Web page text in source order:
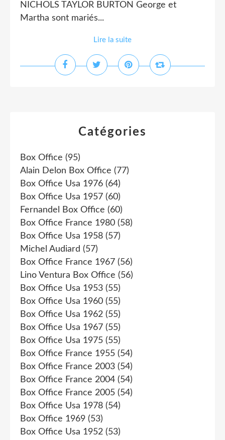
NICHOLS TAYLOR BURTON George et
Martha sont mariés...
Lire la suite
Catégories
Box Office (95)
Alain Delon Box Office (77)
Box Office Usa 1976 (64)
Box Office Usa 1957 (60)
Fernandel Box Office (60)
Box Office France 1980 (58)
Box Office Usa 1958 (57)
Michel Audiard (57)
Box Office France 1967 (56)
Lino Ventura Box Office (56)
Box Office Usa 1953 (55)
Box Office Usa 1960 (55)
Box Office Usa 1962 (55)
Box Office Usa 1967 (55)
Box Office Usa 1975 (55)
Box Office France 1955 (54)
Box Office France 2003 (54)
Box Office France 2004 (54)
Box Office France 2005 (54)
Box Office Usa 1978 (54)
Box Office 1969 (53)
Box Office Usa 1952 (53)